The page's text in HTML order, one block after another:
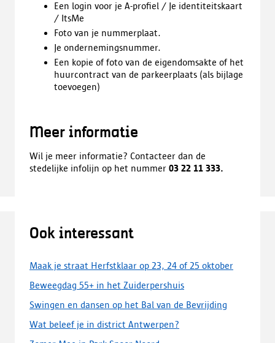
Een login voor je A-profiel / Je identiteitskaart
/ ItsMe
Foto van je nummerplaat.
Je ondernemingsnummer.
Een kopie of foto van de eigendomsakte of het
huurcontract van de parkeerplaats (als bijlage
toevoegen)
Meer informatie
Wil je meer informatie? Contacteer dan de
stedelijke infolijn op het nummer 03 22 11 333.
Ook interessant
Maak je straat Herfstklaar op 23, 24 of 25 oktober
Beweegdag 55+ in het Zuiderpershuis
Swingen en dansen op het Bal van de Bevrijding
Wat beleef je in district Antwerpen?